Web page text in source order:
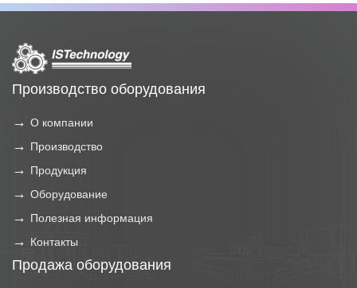
Производство оборудования
О компании
Производство
Продукция
Оборудование
Полезная информация
Контакты
Продажа оборудования